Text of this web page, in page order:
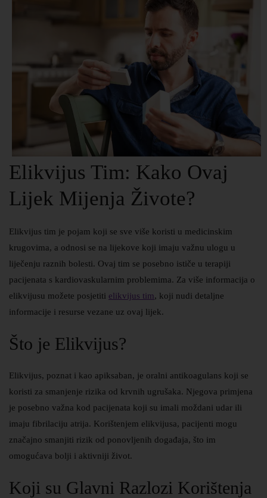
Elikvijus Tim: Kako Ovaj
Lijek Mijenja Živote?
Elikvijus tim je pojam koji se sve više koristi u medicinskim
krugovima, a odnosi se na lijekove koji imaju važnu ulogu u
liječenju raznih bolesti. Ovaj tim se posebno ističe u terapiji
pacijenata s kardiovaskularnim problemima. Za više informacija o
elikvijusu možete posjetiti elikvijus tim, koji nudi detaljne
informacije i resurse vezane uz ovaj lijek.
Što je Elikvijus?
Elikvijus, poznat i kao apiksaban, je oralni antikoagulans koji se
koristi za smanjenje rizika od krvnih ugrušaka. Njegova primjena
je posebno važna kod pacijenata koji su imali moždani udar ili
imaju fibrilaciju atrija. Korištenjem elikvijusa, pacijenti mogu
značajno smanjiti rizik od ponovljenih događaja, što im
omogućava bolji i aktivniji život.
Koji su Glavni Razlozi Korištenja